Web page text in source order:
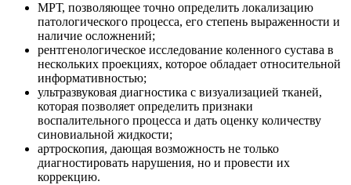
МРТ, позволяющее точно определить локализацию
патологического процесса, его степень выраженности и
наличие осложнений;
рентгенологическое исследование коленного сустава в
нескольких проекциях, которое обладает относительной
информативностью;
ультразвуковая диагностика с визуализацией тканей,
которая позволяет определить признаки
воспалительного процесса и дать оценку количеству
синовиальной жидкости;
артроскопия, дающая возможность не только
диагностировать нарушения, но и провести их
коррекцию.